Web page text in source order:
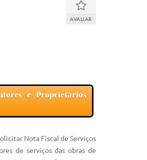
AVALIAR
e Proprietários
Nota Fiscal de Serviços
de serviços das obras de